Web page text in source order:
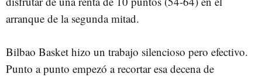
arranque de la segunda mitad.
Bilbao Basket hizo un trabajo silencioso pero efectivo.
Punto a punto empezó a recortar esa decena de